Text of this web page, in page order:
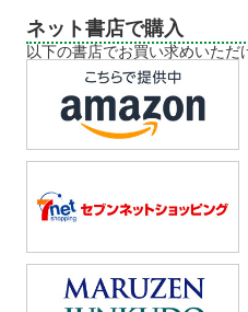
ネット書店で購入
以下の書店でお買い求めいただ